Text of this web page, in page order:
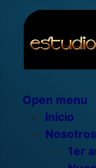
Open menu
Inicio
Nosotros
1er